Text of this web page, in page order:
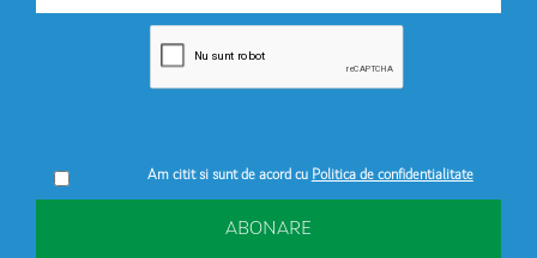
Am citit si sunt de acord cu Politica de confidentialitate
ABONARE